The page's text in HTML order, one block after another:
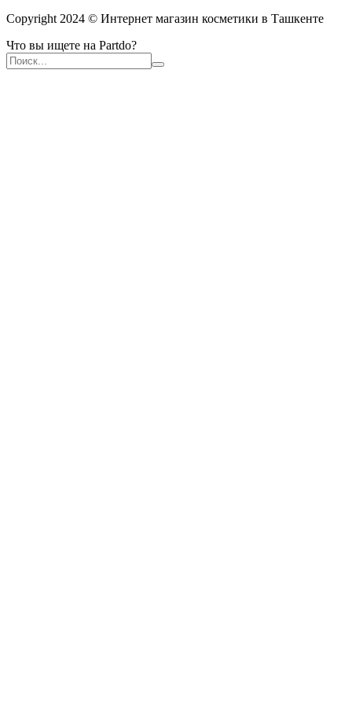
Copyright 2024 © Интернет магазин косметики в Ташкенте
Что вы ищете на Partdo?